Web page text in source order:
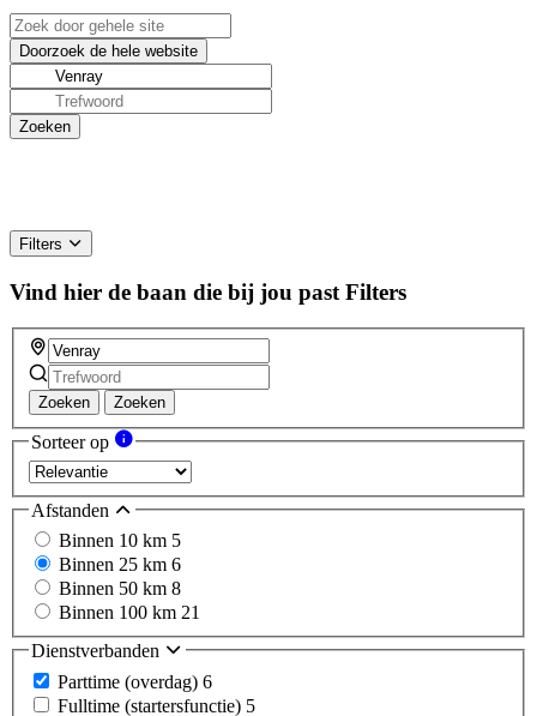
Filters
Vind hier de baan die bij jou past Filters
Zoeken Zoeken
Sorteer op
Afstanden
Binnen 10 km 5
Binnen 25 km 6
Binnen 50 km 8
Binnen 100 km 21
Dienstverbanden
Parttime (overdag) 6
Fulltime (startersfunctie) 5